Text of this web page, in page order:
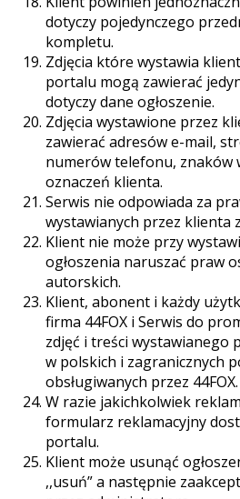
dotyczy pojedynczego
kompletu.
Zdjęcia które wystawia
portalu mogą zawierać
dotyczy dane ogłoszenie.
Zdjęcia wystawione przez
zawierać adresów e-mail,
numerów telefonu, znaków
oznaczeń klienta.
Serwis nie odpowiada za
wystawianych przez klienta
Klient nie może przy
ogłoszenia naruszać praw
autorskich.
Klient, abonent i każdy
firma 44FOX i Serwis do
zdjęć i treści wystawianego
w polskich i zagranicznych
obsługiwanych przez 44FOX.
W razie jakichkolwiek
formularz reklamacyjny
portalu.
Klient może usunąć
,,usuń” a następnie